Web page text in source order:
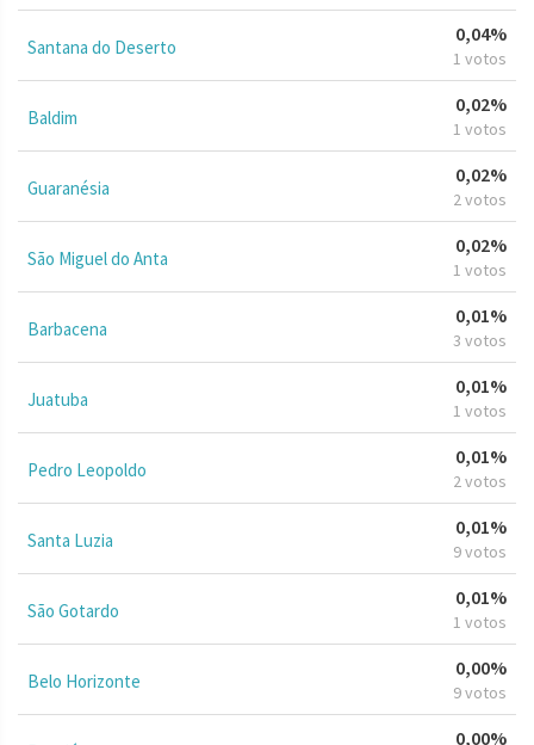
Santana do Deserto
0,04%
1 votos
Baldim
0,02%
1 votos
Guaranésia
0,02%
2 votos
São Miguel do Anta
0,02%
1 votos
Barbacena
0,01%
3 votos
Juatuba
0,01%
1 votos
Pedro Leopoldo
0,01%
2 votos
Santa Luzia
0,01%
9 votos
São Gotardo
0,01%
1 votos
Belo Horizonte
0,00%
9 votos
0,00%